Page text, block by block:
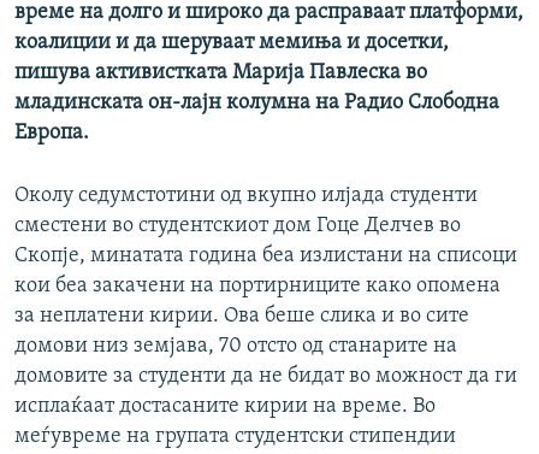
време на долго и широко да расправаат платформи,
коалиции и да шеруваат мемиња и досетки,
пишува активистката Марија Павлеска во
младинската он-лајн колумна на Радио Слободна
Европа.
Околу седумстотини од вкупно илјада студенти
сместени во студентскиот дом Гоце Делчев во
Скопје, минатата година беа излистани на списоци
кои беа закачени на портирниците како опомена
за неплатени кирии. Ова беше слика и во сите
домови низ земјава, 70 отсто од станарите на
домовите за студенти да не бидат во можност да ги
исплаќаат достасаните кирии на време. Во
меѓувреме на групата студентски стипендии